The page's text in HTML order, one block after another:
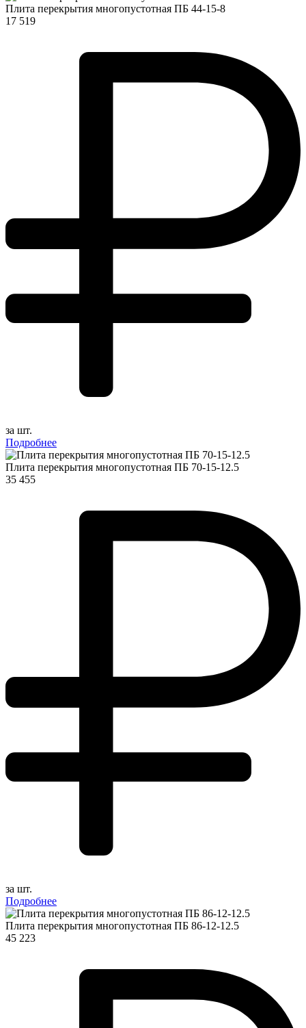
Плита перекрытия многопустотная ПБ 44-15-8
17 519
за шт.
Подробнее
Плита перекрытия многопустотная ПБ 70-15-12.5
35 455
за шт.
Подробнее
Плита перекрытия многопустотная ПБ 86-12-12.5
45 223